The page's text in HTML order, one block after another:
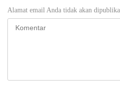
Alamat email Anda tidak akan